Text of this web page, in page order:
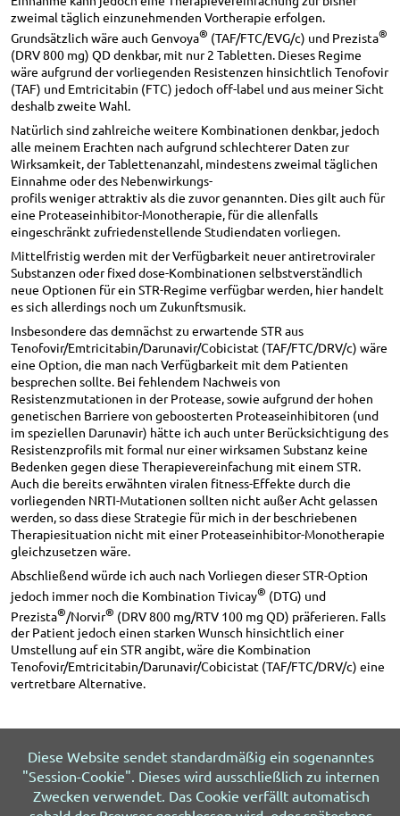
zweimal täglich einzunehmenden Vortherapie erfolgen.
Grundsätzlich wäre auch Genvoya® (TAF/FTC/EVG/c) und Prezista®
(DRV 800 mg) QD denkbar, mit nur 2 Tabletten. Dieses Regime
wäre aufgrund der vorliegenden Resistenzen hinsichtlich Tenofovir
(TAF) und Emtricitabin (FTC) jedoch off-label und aus meiner Sicht
deshalb zweite Wahl.
Natürlich sind zahlreiche weitere Kombinationen denkbar, jedoch
alle meinem Erachten nach aufgrund schlechterer Daten zur
Wirksamkeit, der Tablettenanzahl, mindestens zweimal täglichen
Einnahme oder des Nebenwirkungs-
profils weniger attraktiv als die zuvor genannten. Dies gilt auch für
eine Proteaseinhibitor-Monotherapie, für die allenfalls
eingeschränkt zufriedenstellende Studiendaten vorliegen.
Mittelfristig werden mit der Verfügbarkeit neuer antiretroviraler
Substanzen oder fixed dose-Kombinationen selbstverständlich
neue Optionen für ein STR-Regime verfügbar werden, hier handelt
es sich allerdings noch um Zukunftsmusik.
Insbesondere das demnächst zu erwartende STR aus
Tenofovir/Emtricitabin/Darunavir/Cobicistat (TAF/FTC/DRV/c) wäre
eine Option, die man nach Verfügbarkeit mit dem Patienten
besprechen sollte. Bei fehlendem Nachweis von
Resistenzmutationen in der Protease, sowie aufgrund der hohen
genetischen Barriere von geboosterten Proteaseinhibitoren (und
im speziellen Darunavir) hätte ich auch unter Berücksichtigung des
Resistenzprofils mit formal nur einer wirksamen Substanz keine
Bedenken gegen diese Therapievereinfachung mit einem STR.
Auch die bereits erwähnten viralen fitness-Effekte durch die
vorliegenden NRTI-Mutationen sollten nicht außer Acht gelassen
werden, so dass diese Strategie für mich in der beschriebenen
Therapiesituation nicht mit einer Proteaseinhibitor-Monotherapie
gleichzusetzen wäre.
Abschließend würde ich auch nach Vorliegen dieser STR-Option
jedoch immer noch die Kombination Tivicay® (DTG) und
Prezista®/Norvir® (DRV 800 mg/RTV 100 mg QD) präferieren. Falls
der Patient jedoch einen starken Wunsch hinsichtlich einer
Umstellung auf ein STR angibt, wäre die Kombination
Tenofovir/Emtricitabin/Darunavir/Cobicistat (TAF/FTC/DRV/c) eine
vertretbare Alternative.
Ausgabe 2 - 2017
Diese Website sendet standardmäßig ein sogenanntes
"Session-Cookie". Dieses wird ausschließlich zu internen
Zwecken verwendet. Das Cookie verfällt automatisch